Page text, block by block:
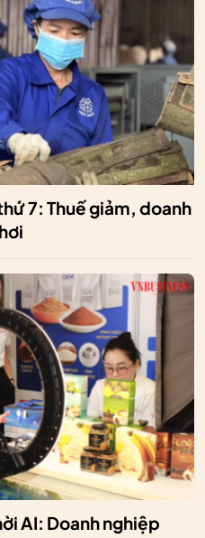
7: Thuế giảm, doanh
AI: Doanh nghiệp